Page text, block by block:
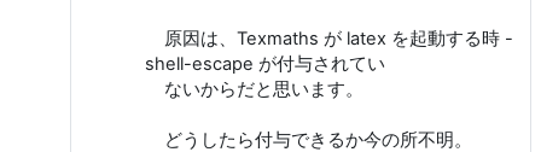
原因は、Texmaths が latex を起動する時 -
shell-escape が付与されてい
ないからだと思います。
どうしたら付与できるか今の所不明。